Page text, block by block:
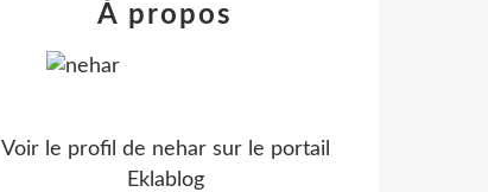
À propos
Voir le profil de neharsur le portail
Eklablog